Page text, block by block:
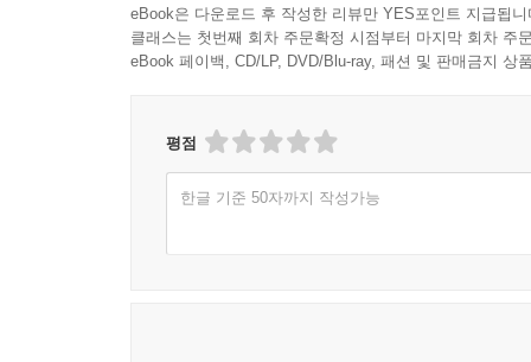
eBook은 다운로드 후 작성한 리뷰만 YES포인트 지급됩니
클래스는 첫번째 회차 주문확정 시점부터 마지막 회차 주
eBook 페이백, CD/LP, DVD/Blu-ray, 패션 및 판매금지 상
평점
한글 기준 50자까지 작성가능